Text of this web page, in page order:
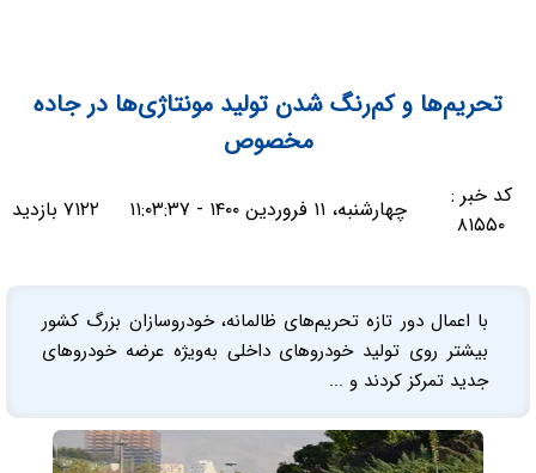
تحریم‌ها و کم‌رنگ شدن تولید مونتاژی‌ها در جاده
مخصوص
کد خبر :
۸۱۵۵۰
چهارشنبه، ۱۱ فروردین ۱۴۰۰ - ۱۱:۰۳:۳۷ ۷۱۲۲ بازدید
با اعمال دور تازه تحریم‌های ظالمانه، خودروسازان بزرگ کشور
بیشتر روی تولید خودروهای داخلی به‌ویژه عرضه خودروهای
جدید تمرکز کردند و ...